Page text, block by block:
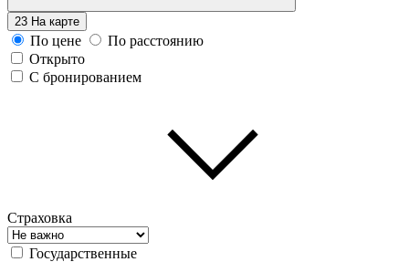
23 На карте
По цене
По расстоянию
Открыто
С бронированием
Страховка
Государственные